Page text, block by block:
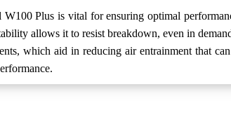
Plus is vital for ensuring optimal
allows it to resist breakdown, even in
which aid in reducing air entrainment that